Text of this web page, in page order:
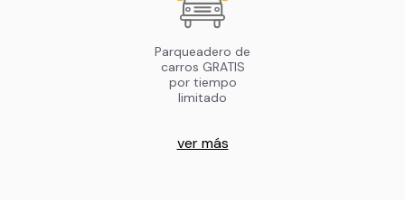
Parqueadero de
carros GRATIS
por tiempo
limitado
ver más